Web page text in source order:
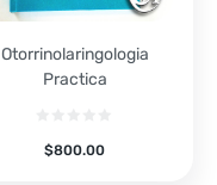
Otorrinolaringologia
Practica
$800.00